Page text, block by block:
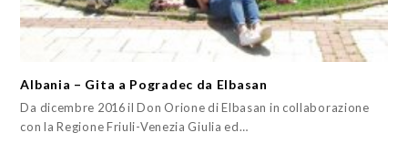
Albania – Gita a Pogradec da Elbasan
Da dicembre 2016 il Don Orione di Elbasan in collaborazione
con la Regione Friuli-Venezia Giulia ed…